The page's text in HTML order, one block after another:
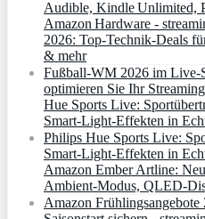
Audible, Kindle Unlimited,
Amazon Hardware -
2026: Top-Technik-Deals
& mehr
Fußball-WM 2026 im Live-
optimieren Sie Ihr
Hue Sports Live:
Smart‑Light‑Effekten in
Philips Hue Sports Live:
Smart‑Light‑Effekten in
Amazon Ember Artline:
Ambient‑Modus,
Amazon